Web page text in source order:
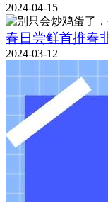
2024-04-15
春日尝鲜首推春
2024-03-12